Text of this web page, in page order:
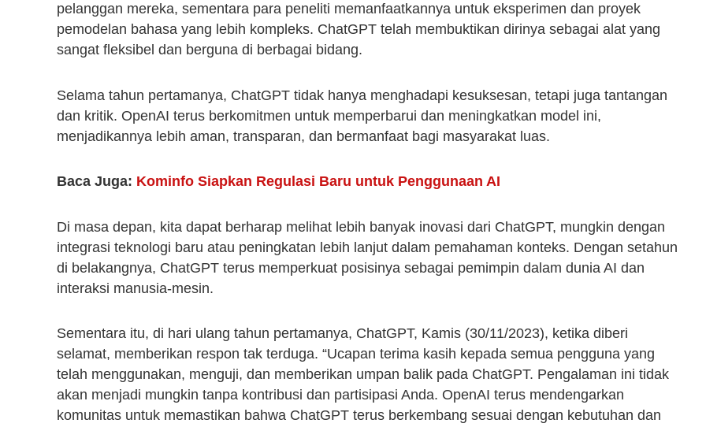
pelanggan mereka, sementara para peneliti memanfaatkannya untuk eksperimen dan proyek
pemodelan bahasa yang lebih kompleks. ChatGPT telah membuktikan dirinya sebagai alat yang
sangat fleksibel dan berguna di berbagai bidang.
Selama tahun pertamanya, ChatGPT tidak hanya menghadapi kesuksesan, tetapi juga tantangan
dan kritik. OpenAI terus berkomitmen untuk memperbarui dan meningkatkan model ini,
menjadikannya lebih aman, transparan, dan bermanfaat bagi masyarakat luas.
Baca Juga: Kominfo Siapkan Regulasi Baru untuk Penggunaan AI
Di masa depan, kita dapat berharap melihat lebih banyak inovasi dari ChatGPT, mungkin dengan
integrasi teknologi baru atau peningkatan lebih lanjut dalam pemahaman konteks. Dengan setahun
di belakangnya, ChatGPT terus memperkuat posisinya sebagai pemimpin dalam dunia AI dan
interaksi manusia-mesin.
Sementara itu, di hari ulang tahun pertamanya, ChatGPT, Kamis (30/11/2023), ketika diberi
selamat, memberikan respon tak terduga. “Ucapan terima kasih kepada semua pengguna yang
telah menggunakan, menguji, dan memberikan umpan balik pada ChatGPT. Pengalaman ini tidak
akan menjadi mungkin tanpa kontribusi dan partisipasi Anda. OpenAI terus mendengarkan
komunitas untuk memastikan bahwa ChatGPT terus berkembang sesuai dengan kebutuhan dan